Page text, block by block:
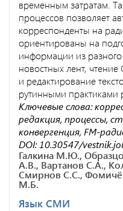
временным затратам.
процессов позволяет
корреспонденты на
ориентированы на
информации из
новостных лент,
и редактирование
рутинными практиками
Ключевые слова:
редакция, процессы,
конвергенция, FM-
DOI: 10.30547/
Галкина М.Ю.,
А.В., Вартанов С.А.,
Смирнов С.С.,
М.Б.
Язык СМИ